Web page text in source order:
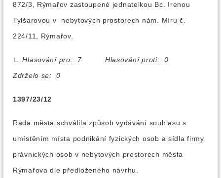
872/3, Rýmařov zastoupené jednatelkou Bc. Irenou
Tylšarovou v nebytových prostorech nám. Míru č.
224/11, Rýmařov.
∟
Hlasování pro: 7 Hlasování proti: 0
Zdrželo se: 0
1397/23/12
Rada města schválila způsob vydávání souhlasu s
umístěním místa podnikání fyzických osob a sídla firmy
právnických osob v nebytových prostorech města
Rýmařova dle předloženého návrhu.